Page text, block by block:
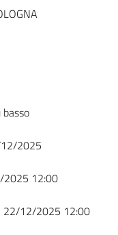
basso
2025
12:00
22/12/2025 12:00